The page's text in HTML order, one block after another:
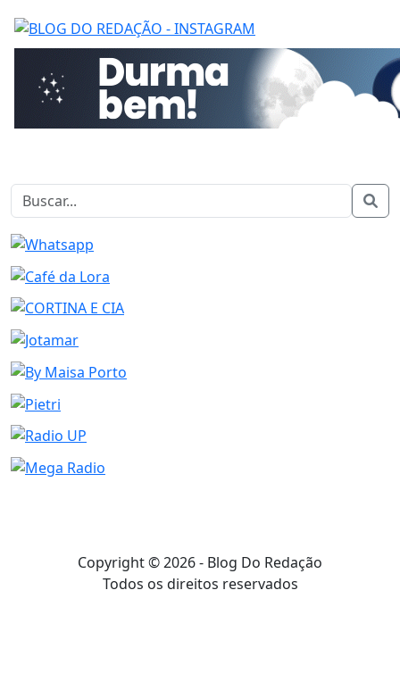
Copyright © 2026 - Blog Do Redação
Todos os direitos reservados